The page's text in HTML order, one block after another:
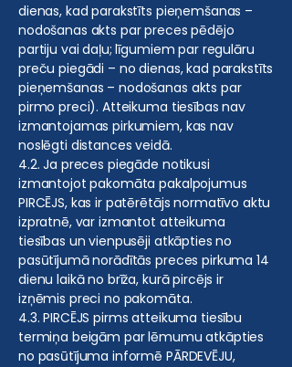
dienas, kad parakstīts pieņemšanas –
nodošanas akts par preces pēdējo
partiju vai daļu; līgumiem par regulāru
preču piegādi – no dienas, kad parakstīts
pieņemšanas – nodošanas akts par
pirmo preci). Atteikuma tiesības nav
izmantojamas pirkumiem, kas nav
noslēgti distances veidā.
4.2. Ja preces piegāde notikusi
izmantojot pakomāta pakalpojumus
PIRCĒJS, kas ir patērētājs normatīvo aktu
izpratnē, var izmantot atteikuma
tiesības un vienpusēji atkāpties no
pasūtījumā norādītās preces pirkuma 14
dienu laikā no brīža, kurā pircējs ir
izņēmis preci no pakomāta.
4.3. PIRCĒJS pirms atteikuma tiesību
termiņa beigām par lēmumu atkāpties
no pasūtījuma informē PĀRDEVĒJU,